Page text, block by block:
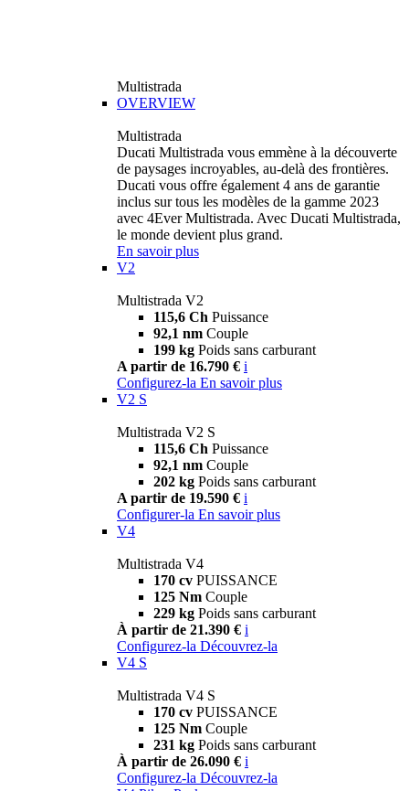
Multistrada
OVERVIEW
Multistrada
Ducati Multistrada vous emmène à la découverte
de paysages incroyables, au-delà des frontières.
Ducati vous offre également 4 ans de garantie
inclus sur tous les modèles de la gamme 2023
avec 4Ever Multistrada. Avec Ducati Multistrada,
le monde devient plus grand.
En savoir plus
V2
Multistrada V2
115,6 Ch Puissance
92,1 nm Couple
199 kg Poids sans carburant
A partir de 16.790 € i
Configurez-la En savoir plus
V2 S
Multistrada V2 S
115,6 Ch Puissance
92,1 nm Couple
202 kg Poids sans carburant
A partir de 19.590 € i
Configurer-la En savoir plus
V4
Multistrada V4
170 cv PUISSANCE
125 Nm Couple
229 kg Poids sans carburant
À partir de 21.390 € i
Configurez-la Découvrez-la
V4 S
Multistrada V4 S
170 cv PUISSANCE
125 Nm Couple
231 kg Poids sans carburant
À partir de 26.090 € i
Configurez-la Découvrez-la